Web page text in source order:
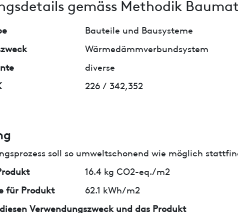
gemäss Methodik
Bauteile und Bausysteme
Wärmedämmverbundsystem
diverse
226 / 342,352
soll so umweltschonend wie möglich
16.4 kg CO2-eq./m2
für Produkt
62.1 kWh/m2
Verwendungszweck und das Produkt